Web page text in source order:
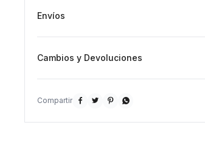
Envíos
Cambios y Devoluciones
   